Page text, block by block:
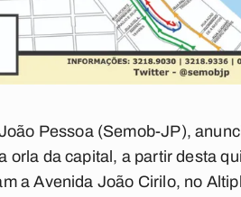
Pessoa (Semob-JP),
da capital, a partir desta
a Avenida João Cirilo, no